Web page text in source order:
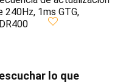
240Hz, 1ms GTG,
lo que